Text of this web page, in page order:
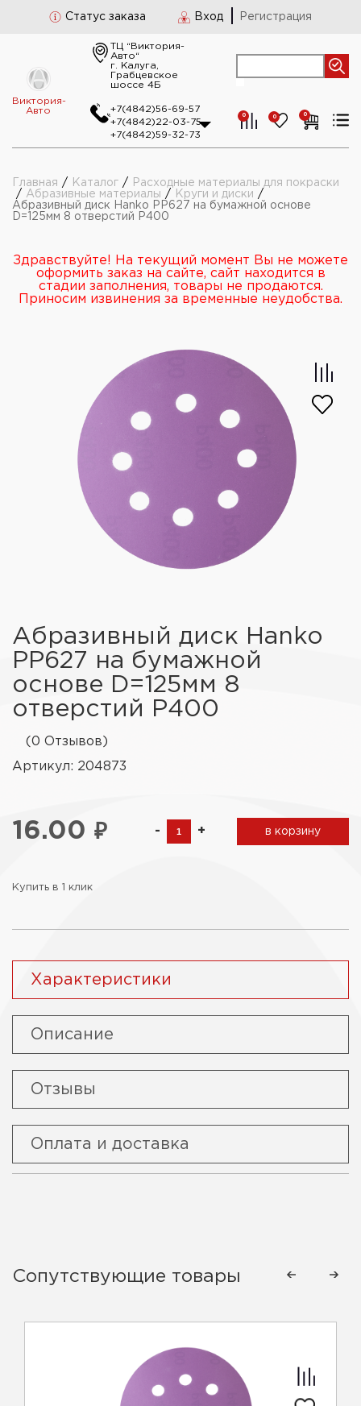
Статус заказа Вход Регистрация
Виктория-
Авто
ТЦ “Виктория-
Авто“
г. Калуга,
Грабцевское
шоссе 4Б
+7(4842)56-69-57
+7(4842)22-03-75
+7(4842)59-32-73
0 0 0
Главная / Каталог /
Расходные материалы для покраски
/ Абразивные материалы / Круги и диски /
Абразивный диск Hanko PP627 на бумажной основе
D=125мм 8 отверстий Р400
Здравствуйте! На текущий момент Вы не можете
оформить заказ на сайте, сайт находится в
стадии заполнения, товары не продаются.
Приносим извинения за временные неудобства.
Абразивный диск Hanko
PP627 на бумажной
основе D=125мм 8
отверстий Р400
(0 Отзывов)
Артикул: 204873
16.00 ₽ - + в корзину
Купить в 1 клик
Характеристики
Описание
Отзывы
Оплата и доставка
Сопутствующие товары